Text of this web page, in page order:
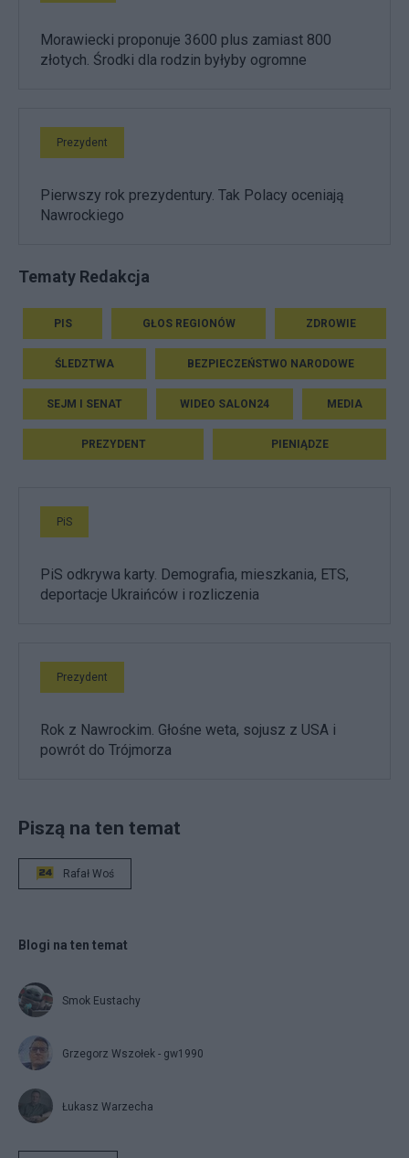
Morawiecki proponuje 3600 plus zamiast 800
złotych. Środki dla rodzin byłyby ogromne
Prezydent
Pierwszy rok prezydentury. Tak Polacy oceniają
Nawrockiego
Tematy Redakcja
PIS GŁOS REGIONÓW ZDROWIE
ŚLEDZTWA BEZPIECZEŃSTWO NARODOWE
SEJM I SENAT WIDEO SALON24 MEDIA
PREZYDENT PIENIĄDZE
PiS
PiS odkrywa karty. Demografia, mieszkania, ETS,
deportacje Ukraińców i rozliczenia
Prezydent
Rok z Nawrockim. Głośne weta, sojusz z USA i
powrót do Trójmorza
Piszą na ten temat
Rafał Woś
Blogi na ten temat
Smok Eustachy
Grzegorz Wszołek - gw1990
Łukasz Warzecha